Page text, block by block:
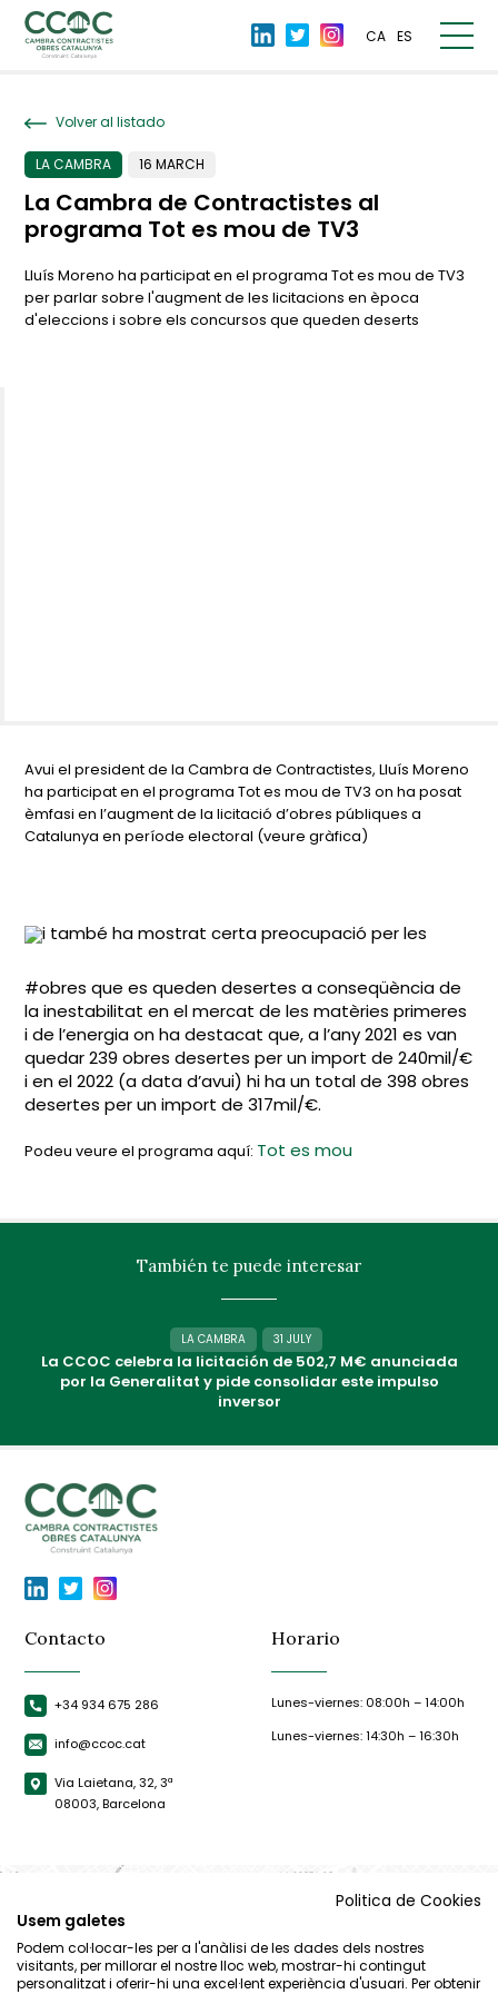
CA ES
Volver al listado
LA CAMBRA 16 MARCH
La Cambra de Contractistes al
programa Tot es mou de TV3
Lluís Moreno ha participat en el programa Tot es mou de TV3
per parlar sobre l'augment de les licitacions en època
d'eleccions i sobre els concursos que queden deserts
Avui el president de la Cambra de Contractistes, Lluís Moreno
ha participat en el programa Tot es mou de TV3 on ha posat
èmfasi en l’augment de la licitació d’obres públiques a
Catalunya en període electoral (veure gràfica)
i també ha mostrat certa preocupació per les
#obres que es quedendesertes a conseqüència de
la inestabilitat en el mercat de les matèries primeres
i de l’energia on ha destacat que, a l’any 2021 es van
quedar 239 obres desertes per un import de 240mil/€
i en el 2022 (a data d’avui) hi ha un total de 398 obres
desertes per un import de 317mil/€.
Podeu veure el programa aquí: Tot es mou
También te puede interesar
LA CAMBRA 31 JULY
La CCOC celebra la licitación de 502,7 M€ anunciada
por la Generalitat y pide consolidar este impulso
inversor
Contacto
+34 934 675 286
info@ccoc.cat
Via Laietana, 32, 3ª
08003, Barcelona
Horario
Lunes-viernes: 08:00h – 14:00h
Lunes-viernes: 14:30h – 16:30h
Politica de Cookies
Usem galetes
Podem col·locar-les per a l'anàlisi de les dades dels nostres
visitants, per millorar el nostre lloc web, mostrar-hi contingut
personalitzat i oferir-hi una excel·lent experiència d'usuari. Per obtenir